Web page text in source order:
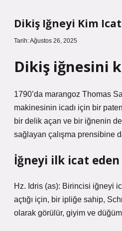
Dikiş Iğneyi Kim
Tarih: Ağustos 26, 2025
Dikiş iğnesini
1790’da marangoz Thomas
makinesinin icadı için bir
bir delik açan ve bir iğnenin
sağlayan çalışma prensibine
İğneyi ilk icat
Hz. Idris (as): Birincisi iğneyi
açtığı için, bir ipliğe sahip,
olarak görülür, giyim ve